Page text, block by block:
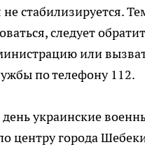
стабилизируется.
следует
или
по телефону 112.
день украинские
центру города